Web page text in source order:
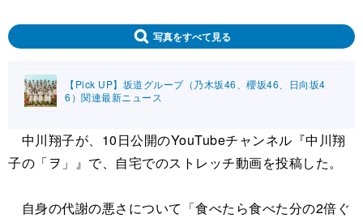
写真をすべて見る
【Pick UP】坂道グループ（乃木坂46、櫻坂46、日向坂4
6）関連最新ニュース
中川翔子が、10日公開のYouTubeチャンネル『中川翔
子の「ヲ」』で、自宅でのストレッチ動画を投稿した。
自身の代謝の悪さについて「食べたら食べた分の2倍ぐ